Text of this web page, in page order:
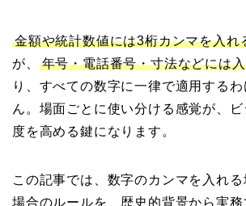
金額や統計数値には3桁カンマを入れ
が、
年号・電話番号・寸法などには
り、すべての数字に一律で適用する
ん。場面ごとに使い分ける感覚が、
度を高める鍵になります。
この記事では、数字のカンマを入れ
場合のルールを、歴史的背景から実務